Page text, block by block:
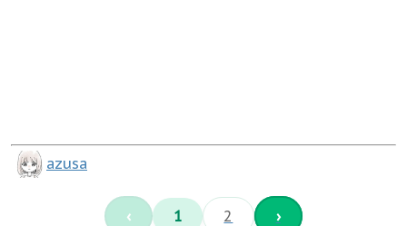
azusa
‹ 1 2 ›